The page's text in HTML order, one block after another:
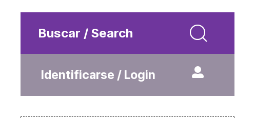
Buscar / Search
Identificarse / Login